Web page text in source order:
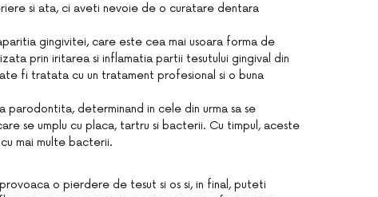
si ata, ci aveti nevoie de o curatare dentara
gingivitei, care este cea mai usoara forma de
prin iritarea si inflamatia partii tesutului gingival din
fi tratata cu un tratament profesional si o buna
determinand in cele din urma sa se
se umplu cu placa, tartru si bacterii. Cu timpul, aceste
mai multe bacterii.
o pierdere de tesut si os si, in final, puteti